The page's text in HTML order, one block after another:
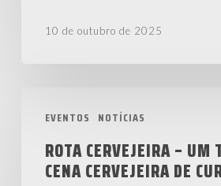
sabor
Maringá
10 de outubro de 2025
EVENTOS NOTÍCIAS
Cervejeira
Um
ROTA CERVEJEIRA – UM
CENA CERVEJEIRA DE